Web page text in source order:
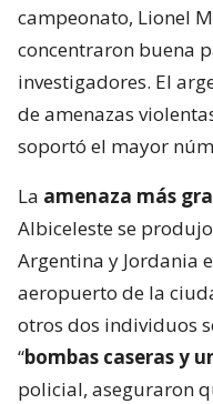
campeonato, Lionel
concentraron buena
investigadores. El
de amenazas
soportó el mayor
La amenaza más
Albiceleste se
Argentina y Jordania
aeropuerto de la
otros dos individuos
“bombas caseras y
policial, aseguraron